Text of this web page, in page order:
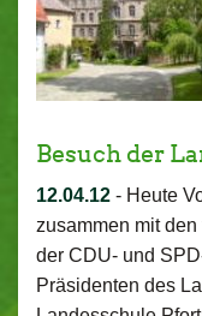
Besuch der
12.04.12 - Heute
zusammen mit
der CDU- und
Präsidenten des